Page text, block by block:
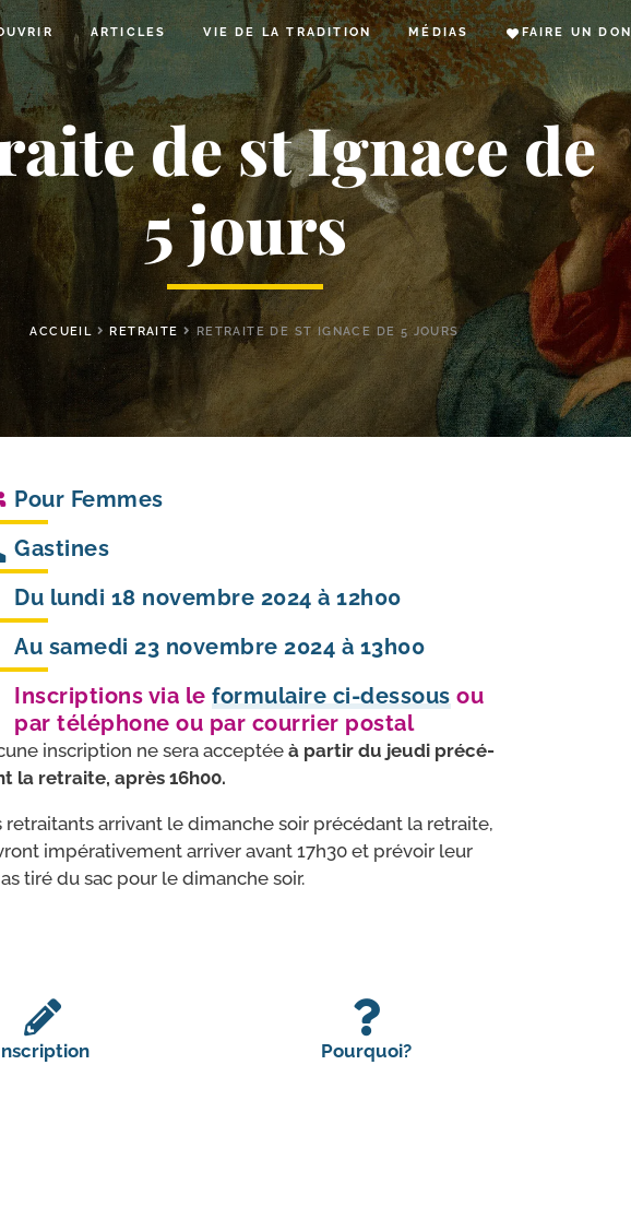
ARTICLES VIE DE LA TRADITION MÉDIAS FAIRE UN DON
de st Ignace de
5 jours
ACCUEIL RETRAITE RETRAITE DE ST IGNACE DE 5 JOURS
Pour Femmes
Gastines
Du lundi 18 novembre 2024 à 12h00
Au samedi 23 novembre 2024 à 13h00
Inscriptions via le formulaire ci-dessous ou
par téléphone ou par courrier postal
ins­crip­tion ne sera accep­tée à par­tir du jeu­di pré­cé­
la retraite, après 16h00.
retrai­tants arri­vant le dimanche soir pré­cé­dant la retraite,
impé­ra­ti­ve­ment arri­ver avant 17h30 et pré­voir leur
tiré du sac pour le dimanche soir.
Pourquoi?